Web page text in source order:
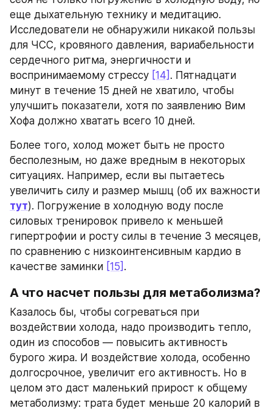
еще дыхательную технику и медитацию.
Исследователи не обнаружили никакой пользы
для ЧСС, кровяного давления, вариабельности
сердечного ритма, энергичности и
воспринимаемому стрессу [14] . Пятнадцати
минут в течение 15 дней не хватило, чтобы
улучшить показатели, хотя по заявлению Вим
Хофа должно хватать всего 10 дней.
Более того, холод может быть не просто
бесполезным, но даже вредным в некоторых
ситуациях. Например, если вы пытаетесь
тут). Погружение в холодную воду после
силовых тренировок привело к меньшей
гипертрофии и росту силы в течение 3 месяцев,
по сравнению с низкоинтенсивным кардио в
качестве заминки [15] .
А что насчет пользы для метаболизма?
Казалось бы, чтобы согреваться при
воздействии холода, надо производить тепло,
один из способов — повысить активность
бурого жира. И воздействие холода, особенно
долгосрочное, увеличит его активность. Но в
целом это даст маленький прирост к общему
метаболизму: трата будет меньше 20 калорий в